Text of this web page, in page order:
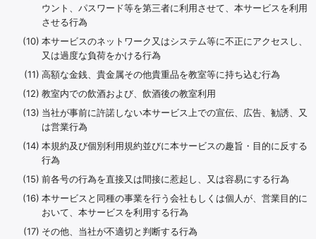
ウント、パスワード等を第三者に利用させて、本サービスを利用
させる行為
本サービスのネットワーク又はシステム等に不正にアクセスし、
又は過度な負荷をかける行為
高額な金銭、貴金属その他貴重品を教室等に持ち込む行為
教室内での飲酒および、飲酒後の教室利用
当社が事前に許諾しない本サービス上での宣伝、広告、勧誘、又
は営業行為
本規約及び個別利用規約並びに本サービスの趣旨・目的に反する
行為
前各号の行為を直接又は間接に惹起し、又は容易にする行為
本サービスと同種の事業を行う会社もしくは個人が、営業目的に
おいて、本サービスを利用する行為
その他、当社が不適切と判断する行為